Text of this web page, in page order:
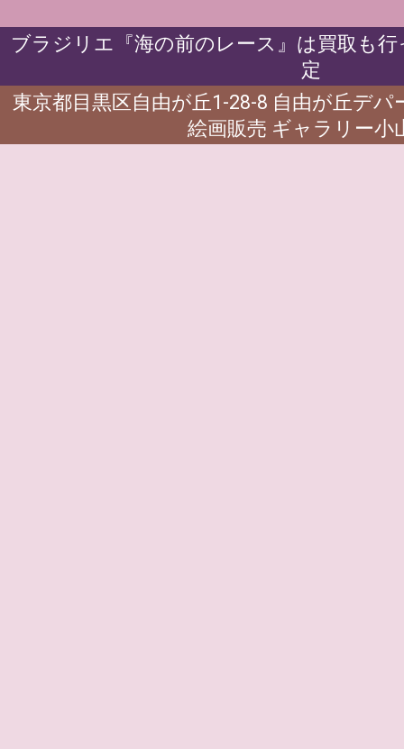
ブラジリエ『海の前のレース』は買取も
定
東京都目黒区自由が丘1-28-8 自由が丘デ
絵画販売 ギャラリー小